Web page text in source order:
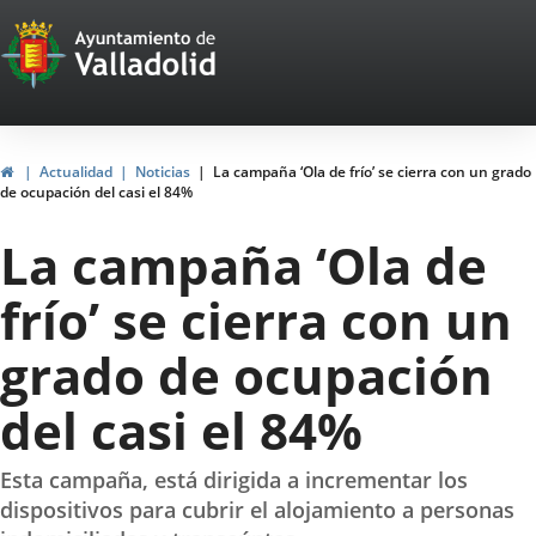
Portal
Web
del
Ayuntamiento
de
Valladolid
InicioActualidad Noticias
La campaña ‘Ola de frío’ se cierra con un grado
de ocupación del casi el 84%
La campaña ‘Ola de
frío’ se cierra con un
grado de ocupación
del casi el 84%
Esta campaña, está dirigida a incrementar los
dispositivos para cubrir el alojamiento a personas